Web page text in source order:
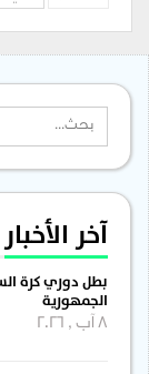
آخر الأخبار
بطل دوري كرة
الجمهورية